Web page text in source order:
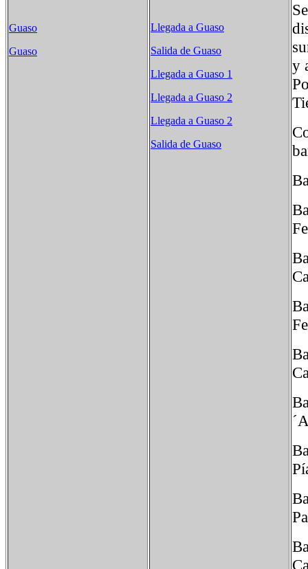
Guaso
Guaso
Llegada a Guaso
Salida de Guaso
Llegada a Guaso 1
Llegada a Guaso 2
Llegada a Guaso 2
Salida de Guaso
y